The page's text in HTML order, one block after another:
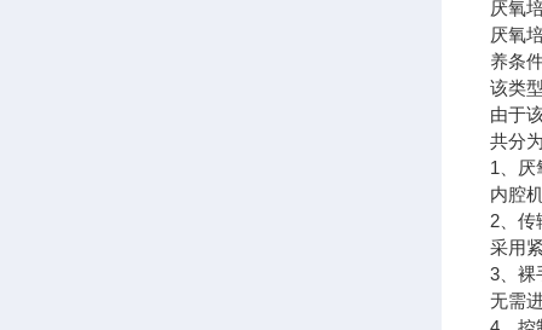
厌氧
厌氧
养条
该类
由于
共分
1、厌
内腔
2、传
采用
3、裸
无需